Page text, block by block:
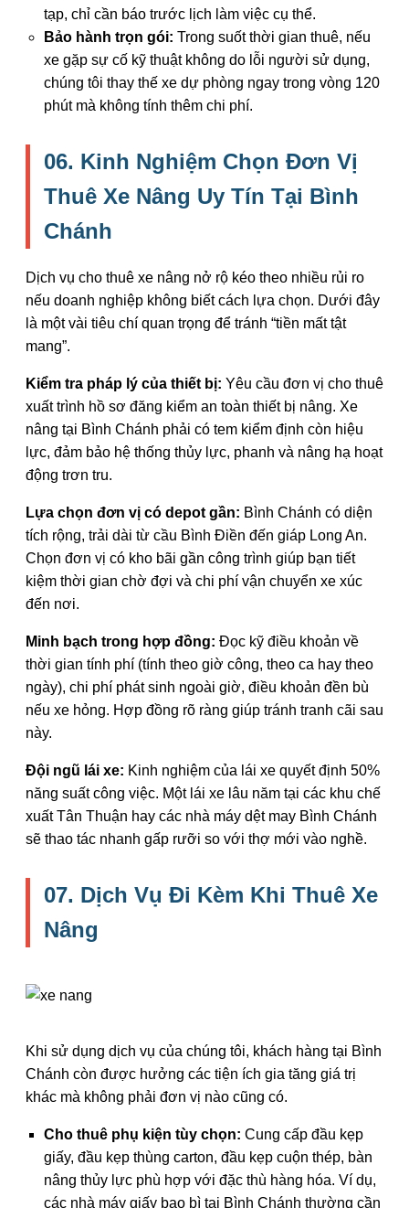
tạp, chỉ cần báo trước lịch làm việc cụ thể.
Bảo hành trọn gói: Trong suốt thời gian thuê, nếu
xe gặp sự cố kỹ thuật không do lỗi người sử dụng,
chúng tôi thay thế xe dự phòng ngay trong vòng 120
phút mà không tính thêm chi phí.
06. Kinh Nghiệm Chọn Đơn Vị
Thuê Xe Nâng Uy Tín Tại Bình
Chánh
Dịch vụ cho thuê xe nâng nở rộ kéo theo nhiều rủi ro
nếu doanh nghiệp không biết cách lựa chọn. Dưới đây
là một vài tiêu chí quan trọng để tránh “tiền mất tật
mang”.
Kiểm tra pháp lý của thiết bị: Yêu cầu đơn vị cho thuê
xuất trình hồ sơ đăng kiểm an toàn thiết bị nâng. Xe
nâng tại Bình Chánh phải có tem kiểm định còn hiệu
lực, đảm bảo hệ thống thủy lực, phanh và nâng hạ hoạt
động trơn tru.
Lựa chọn đơn vị có depot gần: Bình Chánh có diện
tích rộng, trải dài từ cầu Bình Điền đến giáp Long An.
Chọn đơn vị có kho bãi gần công trình giúp bạn tiết
kiệm thời gian chờ đợi và chi phí vận chuyển xe xúc
đến nơi.
Minh bạch trong hợp đồng: Đọc kỹ điều khoản về
thời gian tính phí (tính theo giờ công, theo ca hay theo
ngày), chi phí phát sinh ngoài giờ, điều khoản đền bù
nếu xe hỏng. Hợp đồng rõ ràng giúp tránh tranh cãi sau
này.
Đội ngũ lái xe: Kinh nghiệm của lái xe quyết định 50%
năng suất công việc. Một lái xe lâu năm tại các khu chế
xuất Tân Thuận hay các nhà máy dệt may Bình Chánh
sẽ thao tác nhanh gấp rưỡi so với thợ mới vào nghề.
07. Dịch Vụ Đi Kèm Khi Thuê Xe
Nâng
Khi sử dụng dịch vụ của chúng tôi, khách hàng tại Bình
Chánh còn được hưởng các tiện ích gia tăng giá trị
khác mà không phải đơn vị nào cũng có.
Cho thuê phụ kiện tùy chọn: Cung cấp đầu kẹp
giấy, đầu kẹp thùng carton, đầu kẹp cuộn thép, bàn
nâng thủy lực phù hợp với đặc thù hàng hóa. Ví dụ,
các nhà máy giấy bao bì tại Bình Chánh thường cần